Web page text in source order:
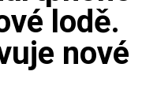
lodě.
nové